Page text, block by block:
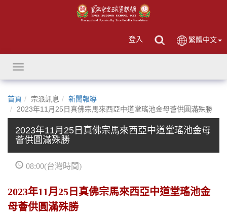
登入 繁體中文
Toggle
navigation
首頁 宗派訊息
新聞報導
2023年11月25日真佛宗馬來西亞中道堂瑤池金母薈供圓滿殊勝
2023年11月25日真佛宗馬來西亞中道堂瑤池金母
薈供圓滿殊勝
08:00(台灣時間)
2023年11月25日真佛宗馬來西亞中道堂瑤池金
母薈供圓滿殊勝